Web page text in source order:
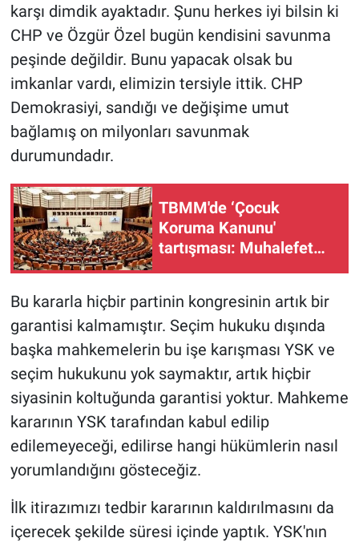
karşı dimdik ayaktadır. Şunu herkes iyi bilsin ki
CHP ve Özgür Özel bugün kendisini savunma
peşinde değildir. Bunu yapacak olsak bu
imkanlar vardı, elimizin tersiyle ittik. CHP
Demokrasiyi, sandığı ve değişime umut
bağlamış on milyonları savunmak
durumundadır.
TBMM'de ‘Çocuk
Koruma Kanunu'
tartışması: Muhalefet
Bu kararla hiçbir partinin kongresinin artık bir
garantisi kalmamıştır. Seçim hukuku dışında
başka mahkemelerin bu işe karışması YSK ve
seçim hukukunu yok saymaktır, artık hiçbir
siyasinin koltuğunda garantisi yoktur. Mahkeme
kararının YSK tarafından kabul edilip
edilemeyeceği, edilirse hangi hükümlerin nasıl
yorumlandığını gösteceğiz.
İlk itirazımızı tedbir kararının kaldırılmasını da
içerecek şekilde süresi içinde yaptık. YSK'nın